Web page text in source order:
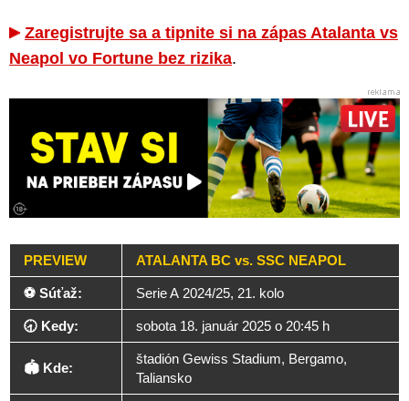
Zaregistrujte sa a tipnite si na zápas Atalanta vs
Neapol vo Fortune bez rizika.
PREVIEW ATALANTA BC vs. SSC NEAPOL
⚽ Súťaž: Serie A 2024/25, 21. kolo
🕣 Kedy: sobota 18. január 2025 o 20:45 h
🏟️ Kde:
štadión Gewiss Stadium, Bergamo,
Taliansko